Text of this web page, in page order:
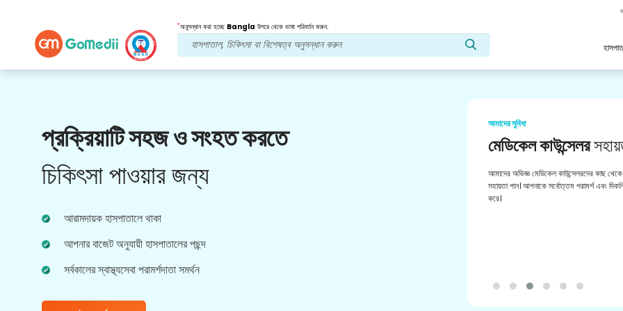
*অনুসন্ধান করা হচ্ছে Bangla উপরে থেকে ভাষা পরিবর্তন করুন.
প্রক্রিয়াটি সহজ ও সংহত করতে
চিকিৎসা পাওয়ার জন্য
আরামদায়ক হাসপাতালে থাকা
আপনার বাজেট অনুযায়ী হাসপাতালের পছন্দ
সর্বকালের স্বাস্থ্যসেবা পরামর্শদাতা সমর্থন
আমাদের সুবিধা
পোস্ট চিকিত্সাঅনুসরণ যত্ন
আপনার সমস্যার সমাধান করার জন্য আমাদের দলের সাথে 24x7
চিকিৎসা এবং রোগীর সহায়তা পান। আপনার চিকিৎসার
আমাদের সুবিধা
মেডিকেল কাউন্সেলর
আমাদের অভিজ্ঞ মেডিকেল কাউন্সেলরদের কাছ থেকে
সহায়তা পান। আপনাকে সর্বোত্তম পরামর্শ এবং
করে।